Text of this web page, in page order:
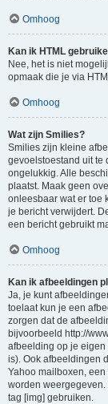
Omhoog
Kan ik HTML
Nee, het is niet
opmaak die je via
Omhoog
Wat zijn Smilies?
Smilies zijn kleine
gevoelstoestand uit te
ongelukkig. Alle
plaatst. Maak geen
onleesbaar wat er toe
je bericht verwijdert.
een bericht gebruikt
Omhoog
Kan ik afbeeldingen
Ja, je kunt
toelaat kun je een
zorgen dat de
bijvoorbeeld http://
afbeelding op je
is). Ook afbeeldingen
Yahoo mailboxen,
worden
tag [img] gebruiken.